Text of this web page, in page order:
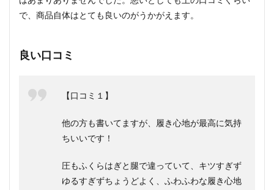
で、商品自体はとても良いのがうかがえます。
良い口コミ
【口コミ１】
他の方も書いてますが、履き心地が最高に気持
ちいいです！
圧もふくらはぎと腿で違っていて、キツすぎず
ゆるすぎずちょうどよく、ふわふわな履き心地